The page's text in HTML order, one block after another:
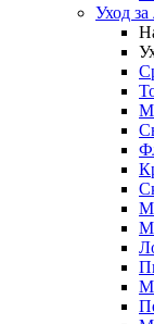
Уход